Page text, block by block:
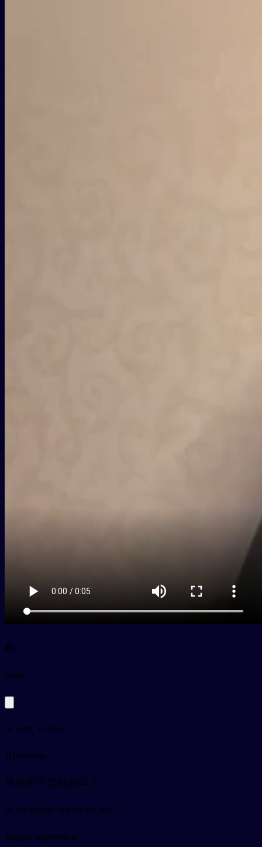
租
pyzū
to rent, to hire
Примеры
你的房子是租的吗？
nǐ de fángzi shì zū de ma ？
Видео карточки